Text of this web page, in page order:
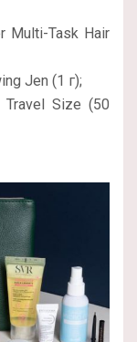
Multi-Task Hair
Jen (1 г);
Travel Size (50